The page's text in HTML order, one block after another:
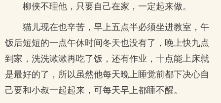
柳侠不理他，只要自己在家，一定起来做。
猫儿现在也辛苦，早上五点半必须坐进教室，午
饭后短短的一点午休时间冬天也没有了，晚上快九点
到家，洗洗漱漱再吃了饭，还有作业，十点能上床就
是最好的了，所以虽然他每天晚上睡觉前都下决心自
己要和小叔一起起来，可每天早上都睡不醒。